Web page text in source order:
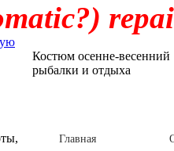
Костюм осенне-
рыбалки и отдыха
Главная